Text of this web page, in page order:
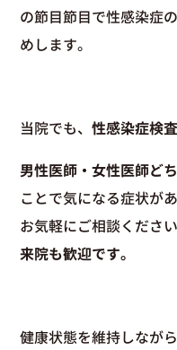
の節目節目で性感染症
めします。
当院でも、性感染症検
男性医師・女性医師ど
ことで気になる症状が
お気軽にご相談ください
来院も歓迎です。
健康状態を維持しなが